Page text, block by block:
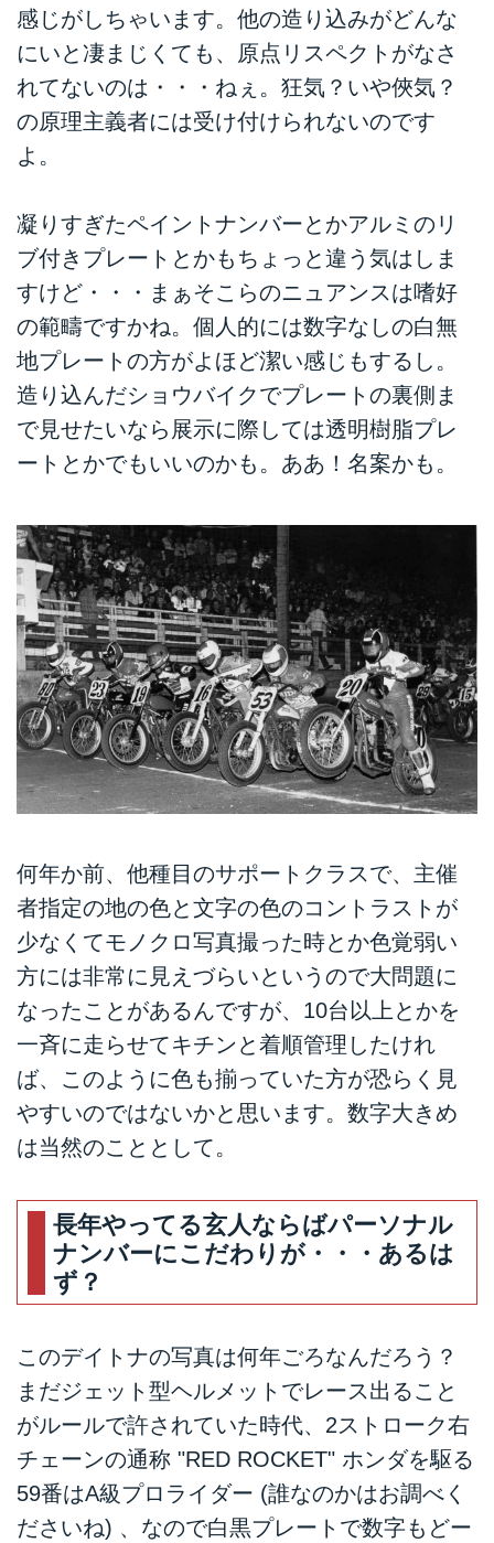
感じがしちゃいます。他の造り込みがどんな
にいと凄まじくても、原点リスペクトがなさ
れてないのは・・・ねぇ。狂気？いや俠気？
の原理主義者には受け付けられないのです
よ。
凝りすぎたペイントナンバーとかアルミのリ
ブ付きプレートとかもちょっと違う気はしま
すけど・・・まぁそこらのニュアンスは嗜好
の範疇ですかね。個人的には数字なしの白無
地プレートの方がよほど潔い感じもするし。
造り込んだショウバイクでプレートの裏側ま
で見せたいなら展示に際しては透明樹脂プレ
ートとかでもいいのかも。ああ！名案かも。
何年か前、他種目のサポートクラスで、主催
者指定の地の色と文字の色のコントラストが
少なくてモノクロ写真撮った時とか色覚弱い
方には非常に見えづらいというので大問題に
なったことがあるんですが、10台以上とかを
一斉に走らせてキチンと着順管理したけれ
ば、このように色も揃っていた方が恐らく見
やすいのではないかと思います。数字大きめ
は当然のこととして。
長年やってる玄人ならばパーソナル
ナンバーにこだわりが・・・あるは
ず？
このデイトナの写真は何年ごろなんだろう？
まだジェット型ヘルメットでレース出ること
がルールで許されていた時代、2ストローク右
チェーンの通称 "RED ROCKET" ホンダを駆る
59番はA級プロライダー (誰なのかはお調べく
ださいね) 、なので白黒プレートで数字もどー